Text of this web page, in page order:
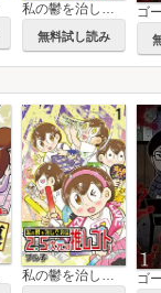
私の鬱を治したのは2.5次元の推しゴト 【せらびぃ連載版】
無料試し読み
私の鬱を治したのは2.5次元の推しゴト 【せらびぃ連載版】